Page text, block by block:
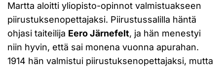
Martta aloitti yliopisto-opinnot valmistuakseen
piirustuksenopettajaksi. Piirustussalilla häntä
ohjasi taiteilija Eero Järnefelt, ja hän menestyi
niin hyvin, että sai monena vuonna apurahan.
1914 hän valmistui piirustuksenopettajaksi, mutta